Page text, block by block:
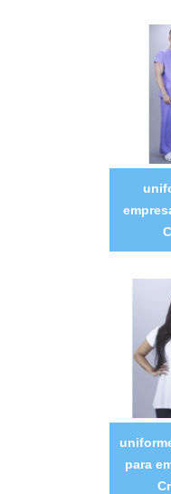
para